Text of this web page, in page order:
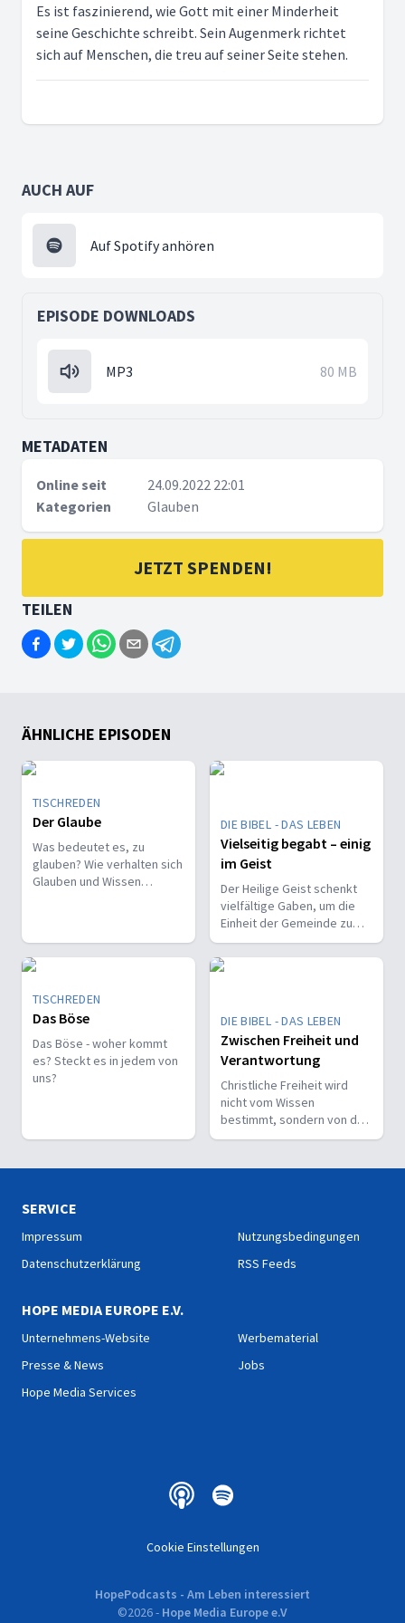
Es ist faszinierend, wie Gott mit einer Minderheit
seine Geschichte schreibt. Sein Augenmerk richtet
sich auf Menschen, die treu auf seiner Seite stehen.
AUCH AUF
Auf Spotify anhören
EPISODE DOWNLOADS
MP3 80 MB
METADATEN
Online seit
24.09.2022 22:01
Kategorien
Glauben
JETZT SPENDEN!
TEILEN
ÄHNLICHE EPISODEN
TISCHREDEN
Der Glaube
Was bedeutet es, zu
glauben? Wie verhalten sich
Glauben und Wissen
DIE BIBEL - DAS LEBEN
Vielseitig begabt – einig
im Geist
Der Heilige Geist schenkt
vielfältige Gaben, um die
Einheit der Gemeinde zu
stärken und sie zu
befähigen, Christus vor den
Menschen zu bekennen.
TISCHREDEN
Das Böse
Das Böse - woher kommt
es? Steckt es in jedem von
uns?
DIE BIBEL - DAS LEBEN
Zwischen Freiheit und
Verantwortung
Christliche Freiheit wird
nicht vom Wissen
bestimmt, sondern von der
Beziehung zum Nächsten –
SERVICE
Impressum
Datenschutzerklärung
Nutzungsbedingungen
RSS Feeds
HOPE MEDIA EUROPE E.V.
Unternehmens-Website
Presse & News
Hope Media Services
Werbematerial
Jobs
Cookie Einstellungen
HopePodcasts - Am Leben interessiert
©2026- Hope Media Europe e.V